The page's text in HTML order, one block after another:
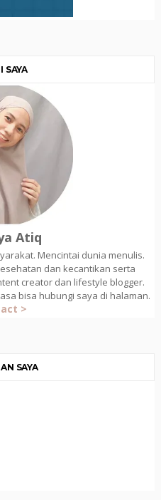
SAYA
Atiq
Mencintai dunia menulis.
dan kecantikan serta
creator dan lifestyle blogger.
bisa hubungi saya di halaman.
>
SAYA